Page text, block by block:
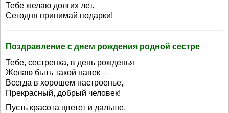
Тебе желаю долгих лет.
Сегодня принимай подарки!
Поздравление с днем рождения родной сестре
Тебе, сестренка, в день рожденья
Желаю быть такой навек –
Всегда в хорошем настроенье,
Прекрасный, добрый человек!
Пусть красота цветет и дальше,